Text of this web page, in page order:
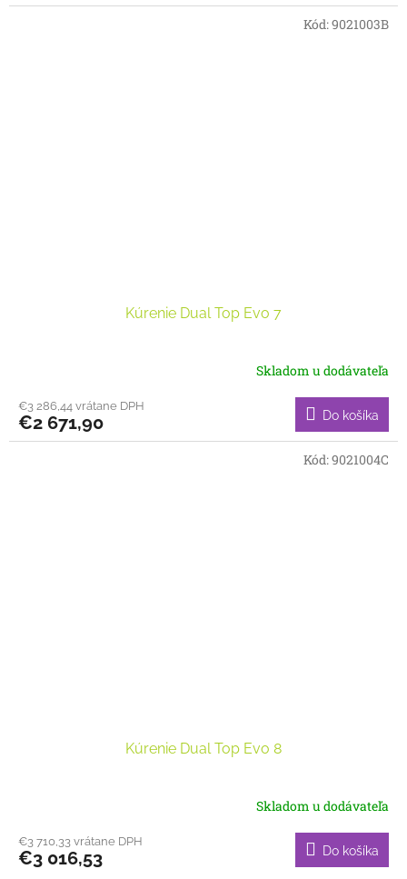
Kúrenie Dual Top Evo 7
Skladom u dodávateľa
€3 286,44 vrátane DPH
€2 671,90 Do košíka
Kód:9021003B
Kúrenie Dual Top Evo 8
Skladom u dodávateľa
€3 710,33 vrátane DPH
€3 016,53 Do košíka
Kód:9021004C